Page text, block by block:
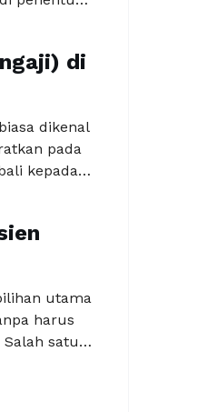
bervariasidi
dikenal
pada
kepada
Latar
utama
harus
satu
bidang,